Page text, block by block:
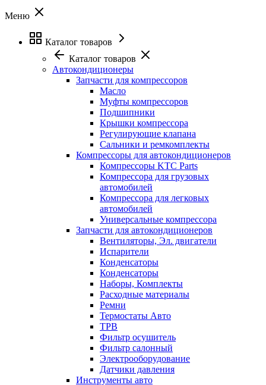
Меню
Каталог товаров
Каталог товаров
Автокондиционеры
Запчасти для компрессоров
Масло
Муфты компрессоров
Подшипники
Крышки компрессора
Регулирующие клапана
Сальники и ремкомплекты
Компрессоры для автокондиционеров
Компрессоры KTC Parts
Компрессора для грузовых
автомобилей
Компрессора для легковых
автомобилей
Универсальные компрессора
Запчасти для автокондиционеров
Вентиляторы, Эл. двигатели
Испарители
Конденсаторы
Конденсаторы
Наборы, Комплекты
Расходные материалы
Ремни
Термостаты Авто
ТРВ
Фильтр осушитель
Фильтр салонный
Электрооборудование
Датчики давления
Инструменты авто